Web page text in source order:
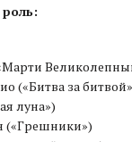
(«Битва за
луна»)
(«Грешники»)